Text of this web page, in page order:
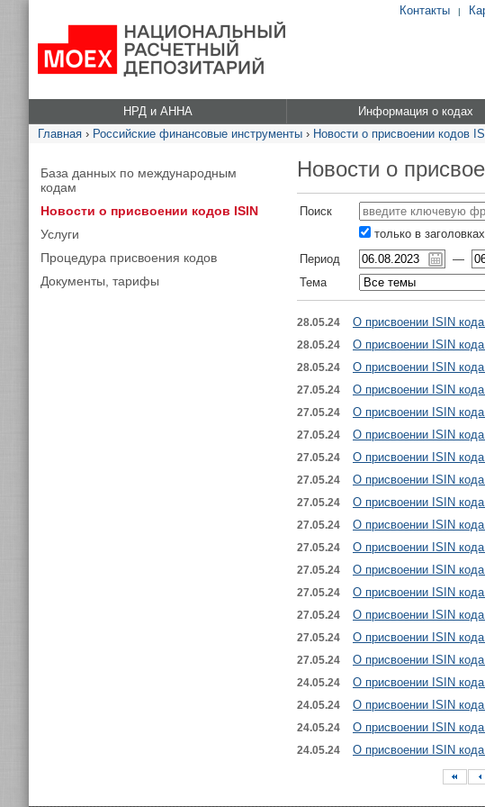
Контакты |
НРД и АННА Информация о кодах
Главная › Российские финансовые инструменты › Новости о присвоении кодов
База данных по международным
кодам
Новости о присвоении кодов ISIN
Услуги
Процедура присвоения кодов
Документы, тарифы
Новости о
Поиск
только в
Период
—
Тема
28.05.24 О присвоении ISIN
28.05.24 О присвоении ISIN
28.05.24 О присвоении ISIN
27.05.24 О присвоении ISIN
27.05.24 О присвоении ISIN
27.05.24 О присвоении ISIN
27.05.24 О присвоении ISIN
27.05.24 О присвоении ISIN
27.05.24 О присвоении ISIN
27.05.24 О присвоении ISIN
27.05.24 О присвоении ISIN
27.05.24 О присвоении ISIN
27.05.24 О присвоении ISIN
27.05.24 О присвоении ISIN
27.05.24 О присвоении ISIN
27.05.24 О присвоении ISIN
24.05.24 О присвоении ISIN
24.05.24 О присвоении ISIN
24.05.24 О присвоении ISIN
24.05.24
О присвоении ISIN